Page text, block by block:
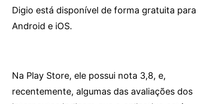
Digio está disponível de forma gratuita para
Android e iOS.
Na Play Store, ele possui nota 3,8, e,
recentemente, algumas das avaliações dos